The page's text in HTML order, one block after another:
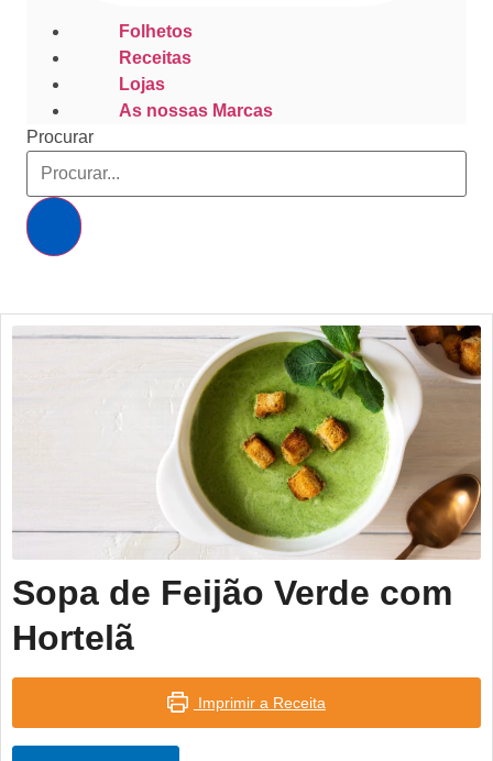
Folhetos
Receitas
Lojas
As nossas Marcas
Procurar
Sopa de Feijão Verde com
Hortelã
Imprimir a Receita